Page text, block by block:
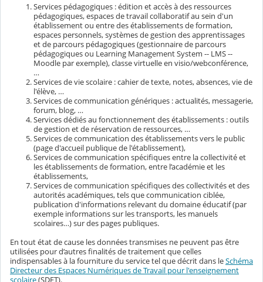
Services pédagogiques : édition et accès à des ressources
pédagogiques, espaces de travail collaboratif au sein d'un
établissement ou entre des établissements de formation,
espaces personnels, systèmes de gestion des apprentissages
et de parcours pédagogiques (gestionnaire de parcours
pédagogiques ou Learning Management System -- LMS --
Moodle par exemple), classe virtuelle en visio/webconférence,
…
Services de vie scolaire : cahier de texte, notes, absences, vie de
l'élève, …
Services de communication génériques : actualités, messagerie,
forum, blog, …
Services dédiés au fonctionnement des établissements : outils
de gestion et de réservation de ressources, …
Services de communication des établissements vers le public
(page d'accueil publique de l'établissement),
Services de communication spécifiques entre la collectivité et
les établissements de formation, entre l’académie et les
établissements,
Services de communication spécifiques des collectivités et des
autorités académiques, tels que communication ciblée,
publication d'informations relevant du domaine éducatif (par
exemple informations sur les transports, les manuels
scolaires…) sur des pages publiques.
En tout état de cause les données transmises ne peuvent pas être
utilisées pour d’autres finalités de traitement que celles
indispensables à la fourniture du service tel que décrit dans leSchéma
Directeur des Espaces Numériques de Travail pour l'enseignement
scolaire(SDET).